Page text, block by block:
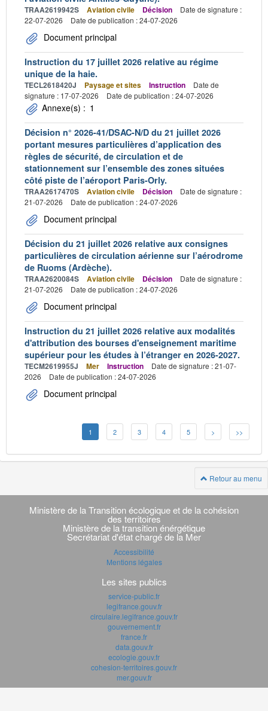
TRAA2619942S Aviation civile Décision
Date de signature :
22-07-2026
Date de publication : 24-07-2026
Document principal
Instruction du 17 juillet 2026 relative au régime
unique de la haie.
TECL2618420J Paysage et sites Instruction
Date de
signature : 17-07-2026
Date de publication : 24-07-2026
Annexe(s) : 1
Décision n° 2026-41/DSAC-N/D du 21 juillet 2026
portant mesures particulières d’application des
règles de sécurité, de circulation et de
stationnement sur l’ensemble des zones situées
côté piste de l’aéroport Paris-Orly.
TRAA2617470S Aviation civile Décision
Date de signature :
21-07-2026
Date de publication : 24-07-2026
Document principal
Décision du 21 juillet 2026 relative aux consignes
particulières de circulation aérienne sur l’aérodrome
de Ruoms (Ardèche).
TRAA2620084S Aviation civile Décision
Date de signature :
21-07-2026
Date de publication : 24-07-2026
Document principal
Instruction du 21 juillet 2026 relative aux modalités
d'attribution des bourses d'enseignement maritime
supérieur pour les études à l’étranger en 2026-2027.
TECM2619955J Mer Instruction
Date de signature : 21-07-
2026
Date de publication : 24-07-2026
Document principal
1 2 3 4 5 > >>
Retour au menu
Navigation
transverse
Ministère de la Transition écologique et de la cohésion
des territoires
Ministère de la transition énérgétique
Secrétariat d'état chargé de la Mer
Accessibilité
Mentions légales
Les sites publics
service-public.fr
legifrance.gouv.fr
circulaire.legifrance.gouv.fr
gouvernement.fr
france.fr
data.gouv.fr
ecologie.gouv.fr
cohesion-territoires.gouv.fr
mer.gouv.fr